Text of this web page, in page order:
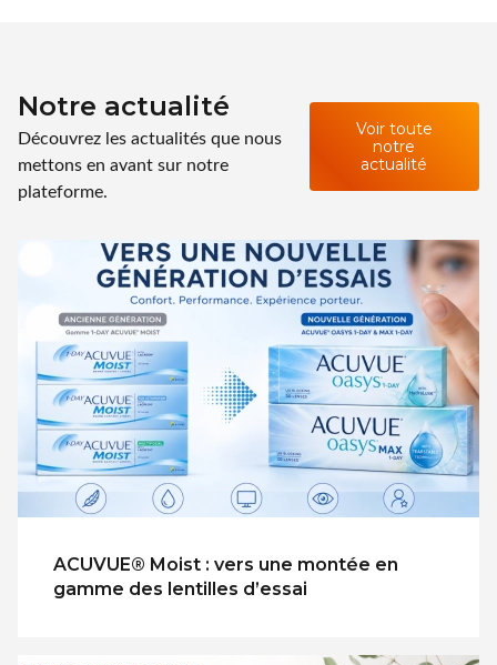
Notre actualité
Découvrez les actualités que nous
mettons en avant sur notre
plateforme.
Voir toute
notre
actualité
ACUVUE® Moist : vers une montée en
gamme des lentilles d’essai